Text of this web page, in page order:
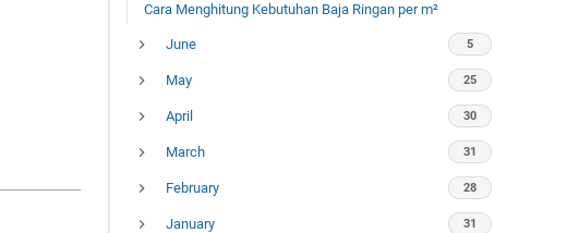
Cara Menghitung Kebutuhan Baja Ringan per m²
June 5
May 25
April 30
March 31
February 28
January 31